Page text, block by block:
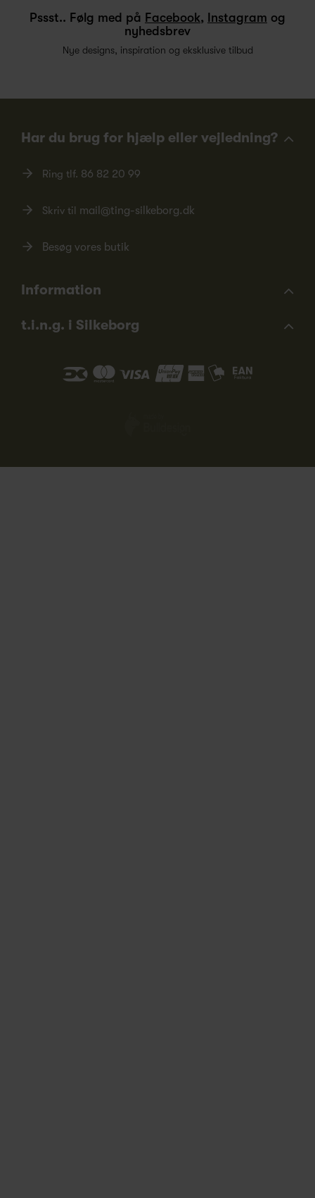
Pssst.. Følg med på Facebook, Instagram og
nyhedsbrev
Nye designs, inspiration og eksklusive tilbud
Har du brug for hjælp eller vejledning?
Ring tlf. 86 82 20 99
Skriv til mail@ting-silkeborg.dk
Besøg vores butik
Information
t.i.n.g. i Silkeborg